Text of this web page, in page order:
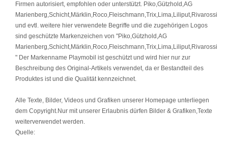
Firmen autorisiert, empfohlen oder unterstützt. Piko,Gützhold,AG
Marienberg,Schicht,Märklin,Roco,Fleischmann,Trix,Lima,Liliput,Rivarossi
und evtl. weitere hier verwendete Begriffe und die zugehörigen Logos
sind geschützte Markenzeichen von "Piko,Gützhold,AG
Marienberg,Schicht,Märklin,Roco,Fleischmann,Trix,Lima,Liliput,Rivarossi
" Der Markenname Playmobil ist geschützt und wird hier nur zur
Beschreibung des Original-Artikels verwendet, da er Bestandteil des
Produktes ist und die Qualität kennzeichnet.
Alle Texte, Bilder, Videos und Grafiken unserer Homepage unterliegen
dem Copyright.Nur mit unserer Erlaubnis dürfen Bilder & Grafiken,Texte
weiterverwendet werden.
Quelle: